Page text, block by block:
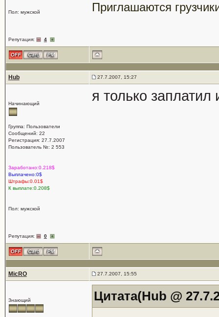
Пол: мужской
Репутация: 4
Приглашаются
Hub 27.7.2007, 15:27
Начинающий
Группа: Пользователи
Сообщений: 22
Регистрация: 27.7.2007
Пользователь №: 2 553
Заработано:0.218$
Выплачено:0$
Штрафы:0.01$
К выплате:0.208$
Пол: мужской
Репутация: 0
я только
MicRO 27.7.2007, 15:55
Знающий Цитата(Hub @